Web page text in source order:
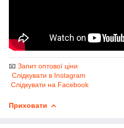
📧 Запит оптової ціни
Слідкувати в Instagram
Слідкувати на Facebook
Приховати